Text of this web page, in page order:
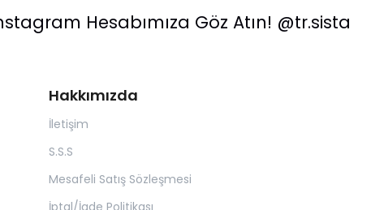
Hesabımıza Göz Atın! @tr.sista
Hakkımızda
İletişim
S.S.S
Mesafeli Satış Sözleşmesi
İptal/İade Politikası